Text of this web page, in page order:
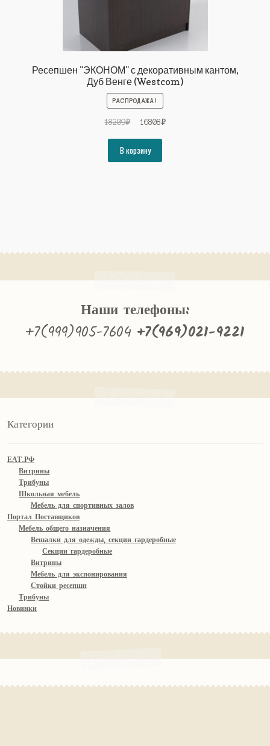
Ресепшен "ЭКОНОМ" с декоративным кантом,
Дуб Венге (Westcom)
РАСПРОДАЖА!
18209₽
Первоначальная
составляла
18209₽.
16808₽Текущая
В корзину
Наши телефоны:
+7(999)905-7604 +7(969)021-9221
Категории
ЕАТ.РФ
Витрины
Трибуны
Школьная мебель
Мебель для спортивных залов
Портал Поставщиков
Мебель общего назначения
Вешалки для одежды, секции гардеробные
Секции гардеробные
Витрины
Мебель для экспонирования
Стойки ресепшн
Трибуны
Новинки